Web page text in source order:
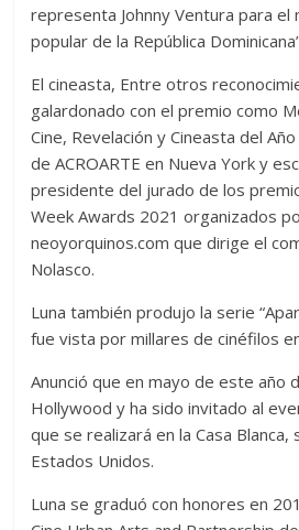
representa Johnny Ventura para el
popular de la República
El cineasta, Entre otros
galardonado con el premio como
Cine, Revelación y Cineasta del
de ACROARTE en Nueva York y
presidente del jurado de los
Week Awards 2021 organizados
neoyorquinos.com que dirige el
Nolasco.
Luna también produjo la serie
fue vista por millares de cinéfilos
Anunció que en mayo de este año
Hollywood y ha sido invitado al
que se realizará en la Casa
Estados Unidos.
Luna se graduó con honores en